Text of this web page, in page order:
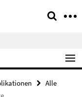
Alle